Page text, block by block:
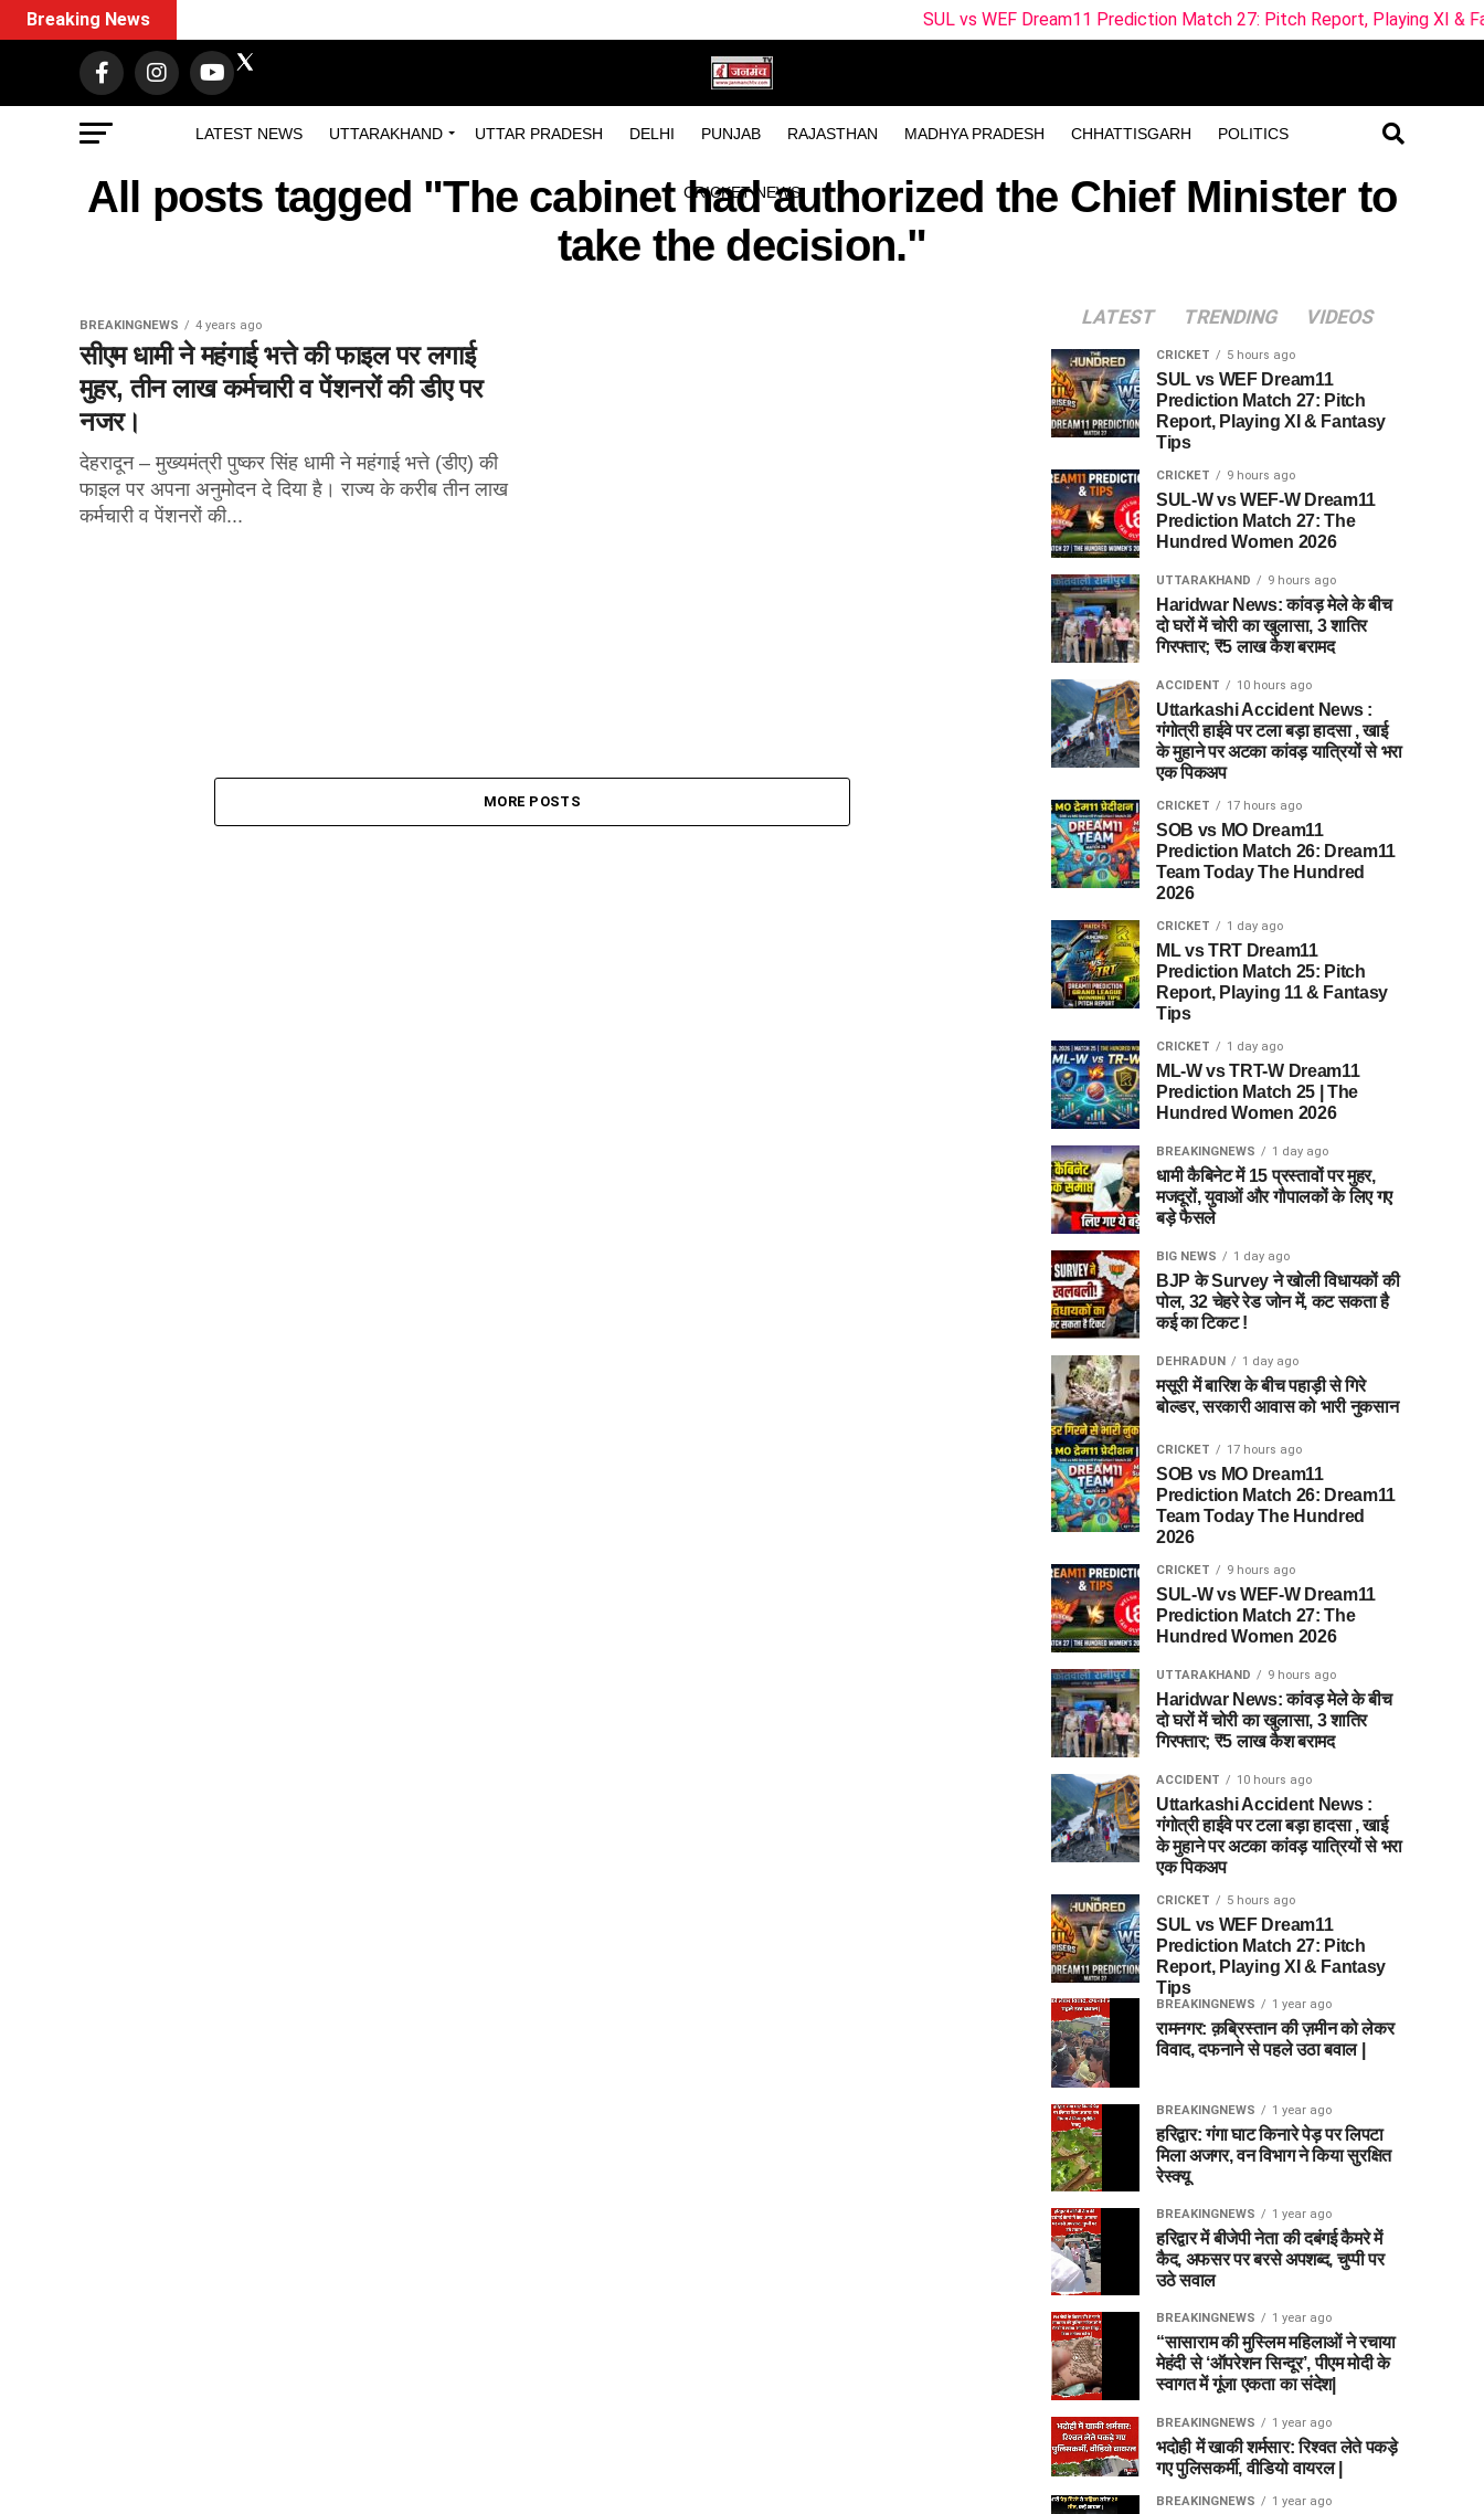
LATEST NEWS UTTARAKHAND UTTAR PRADESH DELHI PUNJAB RAJASTHAN MADHYA PRADESH CHHATTISGARH POLITICS
CRICKET NEWS
Breaking News SUL vs WEF Dream11 Prediction Match 27: Pitch Report, Playing XI & Fantasy Tips
All posts tagged "The cabinet had authorized the Chief Minister to
take the decision."
BREAKINGNEWS 4 years ago
सीएम धामी ने महंगाई भत्ते की फाइल पर लगाई
मुहर, तीन लाख कर्मचारी व पेंशनरों की डीए पर
नजर।
देहरादून – मुख्यमंत्री पुष्कर सिंह धामी ने महंगाई भत्ते (डीए) की
फाइल पर अपना अनुमोदन दे दिया है। राज्य के करीब तीन लाख
कर्मचारी व पेंशनरों की...
MORE POSTS
LATEST TRENDING VIDEOS
CRICKET 5 hours ago
SUL vs WEF Dream11
Prediction Match 27: Pitch
Report, Playing XI & Fantasy
Tips
CRICKET 9 hours ago
SUL-W vs WEF-W Dream11
Prediction Match 27: The
Hundred Women 2026
UTTARAKHAND 9 hours ago
Haridwar News: कांवड़ मेले के बीच
दो घरों में चोरी का खुलासा, 3 शातिर
गिरफ्तार; ₹5 लाख कैश बरामद
ACCIDENT 10 hours ago
Uttarkashi Accident News :
गंगोत्री हाईवे पर टला बड़ा हादसा , खाई
के मुहाने पर अटका कांवड़ यात्रियों से भरा
एक पिकअप
CRICKET 17 hours ago
SOB vs MO Dream11
Prediction Match 26: Dream11
Team Today The Hundred
2026
CRICKET 1 day ago
ML vs TRT Dream11
Prediction Match 25: Pitch
Report, Playing 11 & Fantasy
Tips
CRICKET 1 day ago
ML-W vs TRT-W Dream11
Prediction Match 25 | The
Hundred Women 2026
BREAKINGNEWS 1 day ago
धामी कैबिनेट में 15 प्रस्तावों पर मुहर,
मजदूरों, युवाओं और गौपालकों के लिए गए
बड़े फैसले
BIG NEWS 1 day ago
BJP के Survey ने खोली विधायकों की
पोल, 32 चेहरे रेड जोन में, कट सकता है
कई का टिकट !
DEHRADUN 1 day ago
मसूरी में बारिश के बीच पहाड़ी से गिरे
बोल्डर, सरकारी आवास को भारी नुकसान
CRICKET 17 hours ago
SOB vs MO Dream11
Prediction Match 26: Dream11
Team Today The Hundred
2026
CRICKET 9 hours ago
SUL-W vs WEF-W Dream11
Prediction Match 27: The
Hundred Women 2026
UTTARAKHAND 9 hours ago
Haridwar News: कांवड़ मेले के बीच
दो घरों में चोरी का खुलासा, 3 शातिर
गिरफ्तार; ₹5 लाख कैश बरामद
ACCIDENT 10 hours ago
Uttarkashi Accident News :
गंगोत्री हाईवे पर टला बड़ा हादसा , खाई
के मुहाने पर अटका कांवड़ यात्रियों से भरा
एक पिकअप
CRICKET 5 hours ago
SUL vs WEF Dream11
Prediction Match 27: Pitch
Report, Playing XI & Fantasy
Tips
BREAKINGNEWS 1 year ago
रामनगर: क़ब्रिस्तान की ज़मीन को लेकर
विवाद, दफनाने से पहले उठा बवाल |
BREAKINGNEWS 1 year ago
हरिद्वार: गंगा घाट किनारे पेड़ पर लिपटा
मिला अजगर, वन विभाग ने किया सुरक्षित
रेस्क्यू
BREAKINGNEWS 1 year ago
हरिद्वार में बीजेपी नेता की दबंगई कैमरे में
कैद, अफसर पर बरसे अपशब्द, चुप्पी पर
उठे सवाल
BREAKINGNEWS 1 year ago
“सासाराम की मुस्लिम महिलाओं ने रचाया
मेहंदी से ‘ऑपरेशन सिन्दूर’, पीएम मोदी के
स्वागत में गूंजा एकता का संदेश|
BREAKINGNEWS 1 year ago
भदोही में खाकी शर्मसार: रिश्वत लेते पकड़े
गए पुलिसकर्मी, वीडियो वायरल |
BREAKINGNEWS 1 year ago